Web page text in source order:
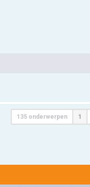
135 onderwerpen 1